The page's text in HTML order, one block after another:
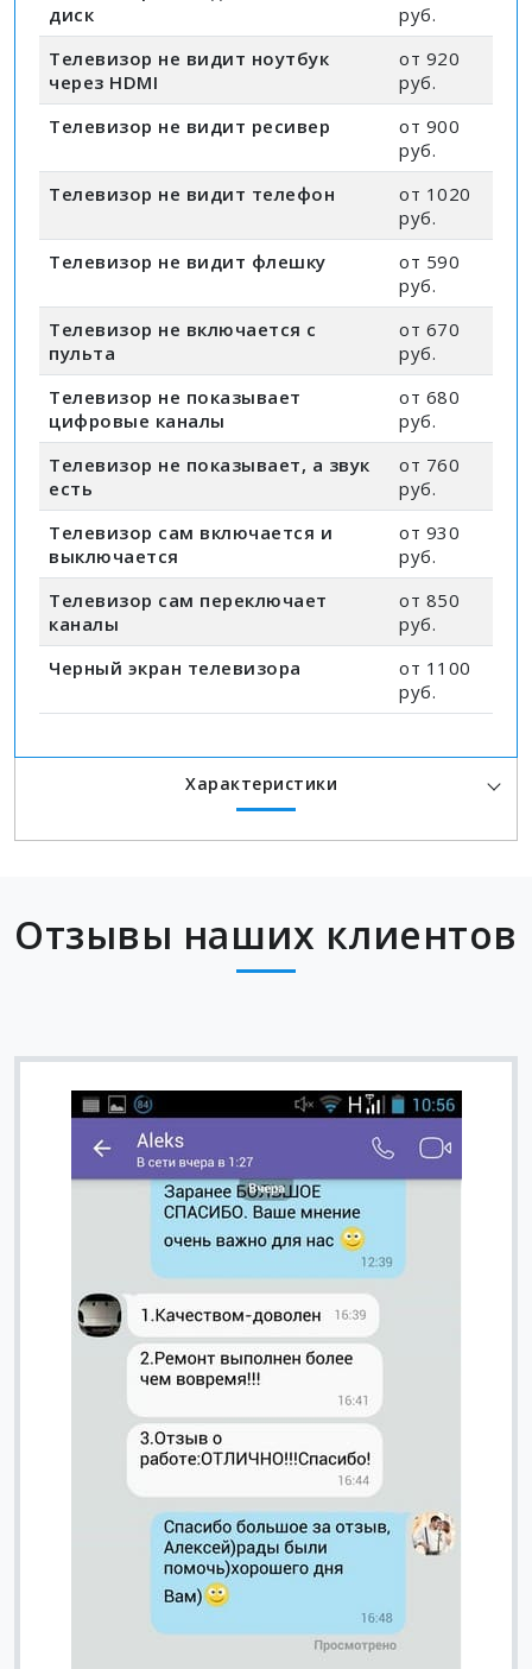
диск
руб.
Телевизор не видит ноутбук
через HDMI
от 920
руб.
Телевизор не видит ресивер
от 900
руб.
Телевизор не видит телефон
от 1020
руб.
Телевизор не видит флешку
от 590
руб.
Телевизор не включается с
пульта
от 670
руб.
Телевизор не показывает
цифровые каналы
от 680
руб.
Телевизор не показывает, а звук
есть
от 760
руб.
Телевизор сам включается и
выключается
от 930
руб.
Телевизор сам переключает
каналы
от 850
руб.
Черный экран телевизора
от 1100
руб.
Характеристики
Отзывы наших клиентов